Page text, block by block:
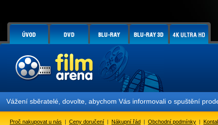
Vážení sběratelé, dovolte, abychom Vás informovali o spuštění
Proč nakupovat u nás | Ceny doručení | Nákupní řád | Obchodní podmínky |